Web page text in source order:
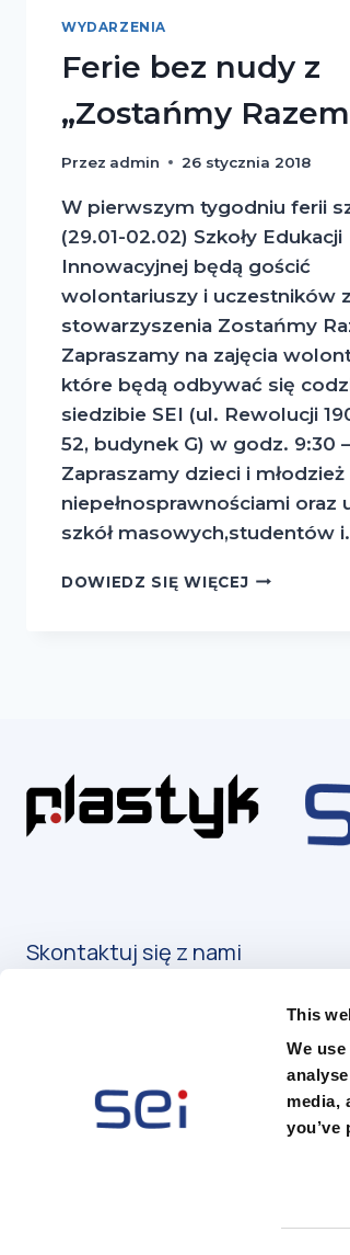
This
We
media,
you’ve
WYDARZENIA
Ferie bez nudy z
„Zostańmy
Przez admin 26 stycznia 2018
W pierwszym tygodniu ferii
(29.01-02.02) Szkoły Edukacji
Innowacyjnej będą gościć
wolontariuszy i uczestników
stowarzyszenia Zostańmy
Zapraszamy na zajęcia
które będą odbywać się
siedzibie SEI (ul. Rewolucji
52, budynek G) w godz. 9:30
Zapraszamy dzieci i młodzież
niepełnosprawnościami oraz
szkół masowych,studentów
DOWIEDZ SIĘ WIĘCEJFERIE
Skontaktuj się z nami
© 2026 SEI w Łodzi - Szkoły